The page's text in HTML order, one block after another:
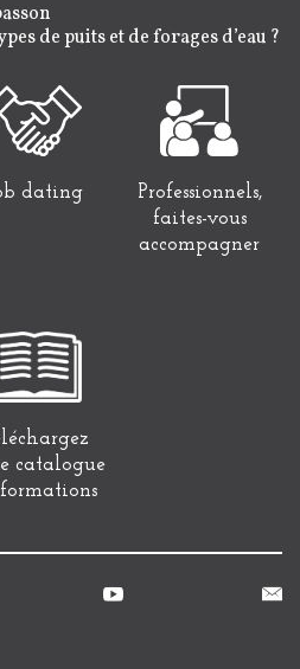
de puits et de forages d’eau ?
dating
Professionnels,
faites-vous
accompagner
catalogue